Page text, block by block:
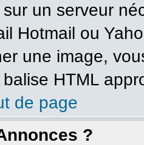
un serveur
Hotmail ou
une image,
HTML
de page
?